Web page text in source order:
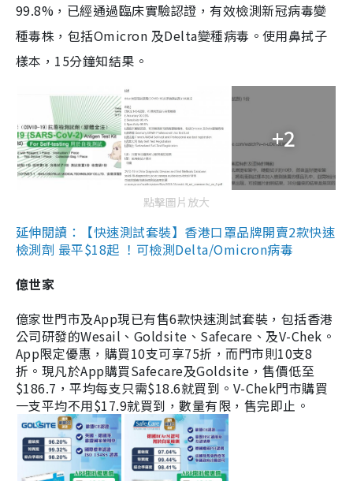
99.8%，已經通過臨床實驗認證，有效檢測新冠病毒變
種毒株，包括Omicron 及Delta變種病毒。使用鼻拭子
樣本，15分鐘知結果。
+2
點擊圖片放大
延伸閱讀：【快速測試套裝】香港口罩品牌開賣2款快速
檢測劑 最平$18起 ！可檢測Delta/Omicron病毒
億世家
億家世門市及App現已有售6款快速測試套裝，包括香港
公司研發的Wesail、Goldsite、Safecare、及V-Chek。
App限定優惠，購買10支可享75折，而門市則10支8
折。現凡於App購買Safecare及Goldsite，售價低至
$186.7，平均每支只需$18.6就買到。V-Chek門市購買
一支平均不用$17.9就買到，數量有限，售完即止。